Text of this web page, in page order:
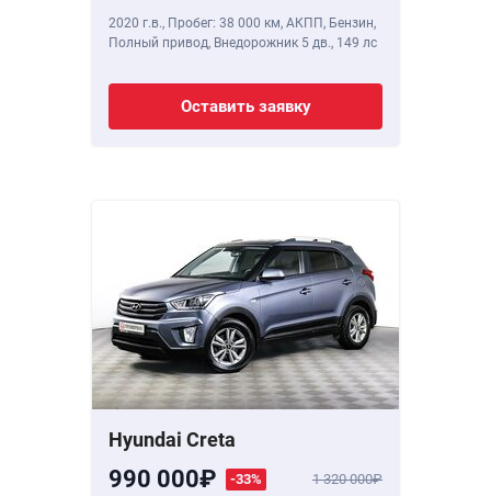
2020 г.в., Пробег: 38 000 км, АКПП, Бензин,
Полный привод, Внедорожник 5 дв., 149 лс
Оставить заявку
Hyundai Creta
990 000 -33% 1 320 000